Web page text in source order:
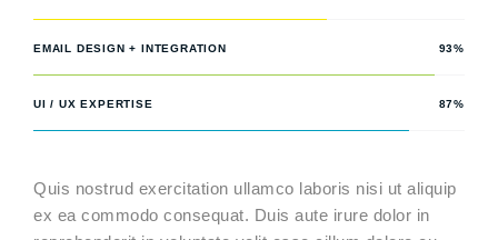
EMAIL DESIGN + INTEGRATION 93%
UI / UX EXPERTISE 87%
Quis nostrud exercitation ullamco laboris nisi ut aliquip
ex ea commodo consequat. Duis aute irure dolor in